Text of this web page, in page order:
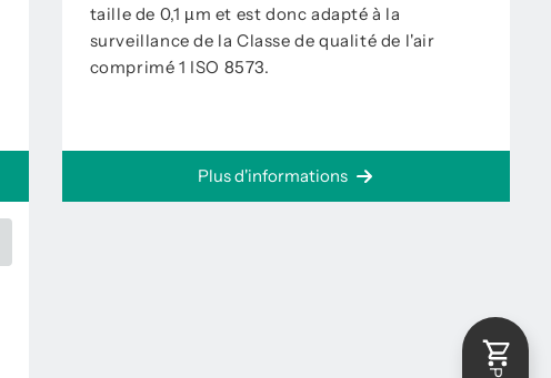
taille de 0,1 µm et est donc adapté à la
surveillance de la Classe de qualité de l'air
comprimé 1 ISO 8573.
Plus d'informations